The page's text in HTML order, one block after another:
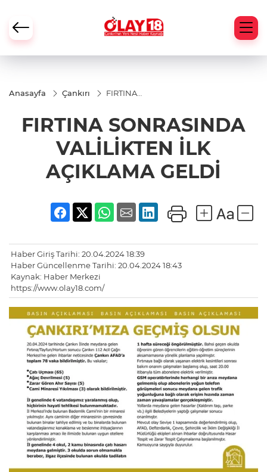
Anasayfa Çankırı
FIRTINA
İLK
AÇIKLAMA
GELDİ
FIRTINA SONRASINDA
VALİLİKTEN İLK
AÇIKLAMA GELDİ
Haber Giriş Tarihi: 20.04.2024 18:39
Haber Güncellenme Tarihi: 20.04.2024 18:43
Kaynak: Haber Merkezi
https://www.olay18.com/